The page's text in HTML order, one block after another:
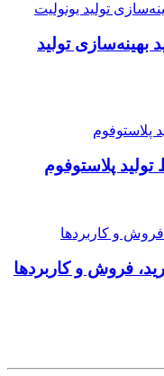
بهینه‌سازی تولید
فروش و کاربردها